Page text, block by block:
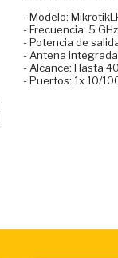
- Modelo:
- Frecuencia: 5 GHz
- Potencia de
- Antena
- Alcance: Hasta
- Puertos: 1x 10/